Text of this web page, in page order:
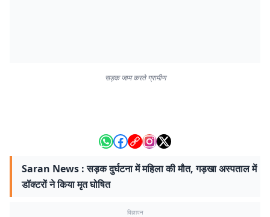
सड़क जाम करते ग्रामीण
Saran News : सड़क दुर्घटना में महिला की मौत, गड़खा अस्पताल में
डॉक्टरों ने किया मृत घोषित
विज्ञापन